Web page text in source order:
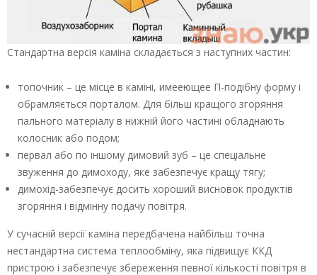
Стандартна версія каміна складається з наступних частин:
топочник – це місце в каміні, имееющее П-подібну форму і
обрамляється порталом. Для більш кращого згоряння
пального матеріалу в нижній його частині обладнають
колосник або подом;
первал або по іншому димовий зуб – це спеціальне
звуження до димоходу, яке забезпечує кращу тягу;
димохід-забезпечує досить хороший висновок продуктів
згоряння і відмінну подачу повітря.
У сучасній версії каміна передбачена найбільш точна
нестандартна система теплообміну, яка підвищує ККД
пристрою і забезпечує збереження певної кількості повітря в